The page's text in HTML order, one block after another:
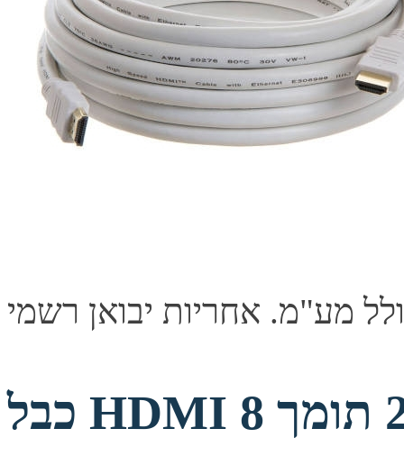
כבל HDMI תקן 2.1 תומך 8K 60Hz אורך 7.5